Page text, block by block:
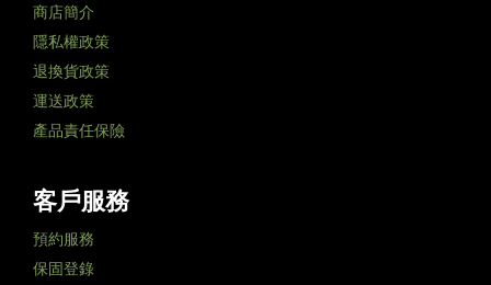
商店簡介
隱私權政策
退換貨政策
運送政策
產品責任保險
客戶服務
預約服務
保固登錄